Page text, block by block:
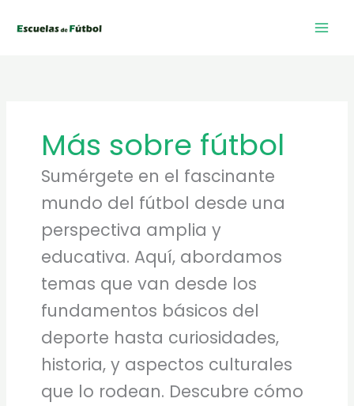
Más sobre fútbol
Sumérgete en el fascinante
mundo del fútbol desde una
perspectiva amplia y
educativa. Aquí, abordamos
temas que van desde los
fundamentos básicos del
deporte hasta curiosidades,
historia, y aspectos culturales
que lo rodean. Descubre cómo